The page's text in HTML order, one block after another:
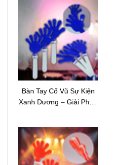
Bàn Tay Cổ Vũ Sự Kiện
Xanh Dương – Giải Pháp
Chuyên Nghiệp